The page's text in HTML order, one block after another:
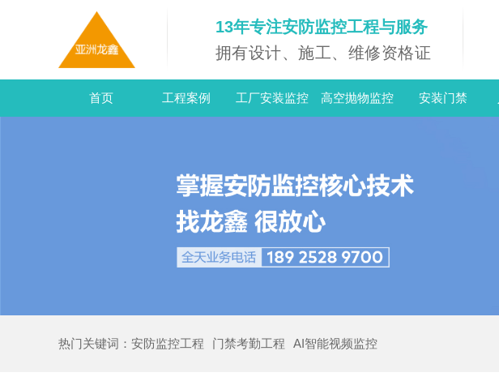
13年专注安防监控工程与服务
拥有设计、施工、维修资格证
首页 工程案例 工厂安装监控 高空抛物监控 安装门禁
热门关键词： 安防监控工程 门禁考勤工程 AI智能视频监控